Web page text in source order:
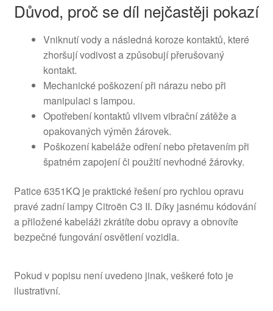
Důvod, proč se díl nejčastěji pokazí
Vniknutí vody a následná koroze kontaktů, které
zhoršují vodivost a způsobují přerušovaný
kontakt.
Mechanické poškození při nárazu nebo při
manipulaci s lampou.
Opotřebení kontaktů vlivem vibrační zátěže a
opakovaných výměn žárovek.
Poškození kabeláže odření nebo přetavením při
špatném zapojení či použití nevhodné žárovky.
Patice 6351KQ je praktické řešení pro rychlou opravu
pravé zadní lampy Citroën C3 II. Díky jasnému kódování
a přiložené kabeláži zkrátíte dobu opravy a obnovíte
bezpečné fungování osvětlení vozidla.
Pokud v popisu není uvedeno jinak, veškeré foto je
ilustrativní.